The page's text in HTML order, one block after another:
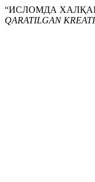
“ИСЛОМДА
QARATILGAN